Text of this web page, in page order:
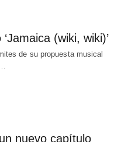
(wiki, wiki)’
de su propuesta musical
nuevo capítulo